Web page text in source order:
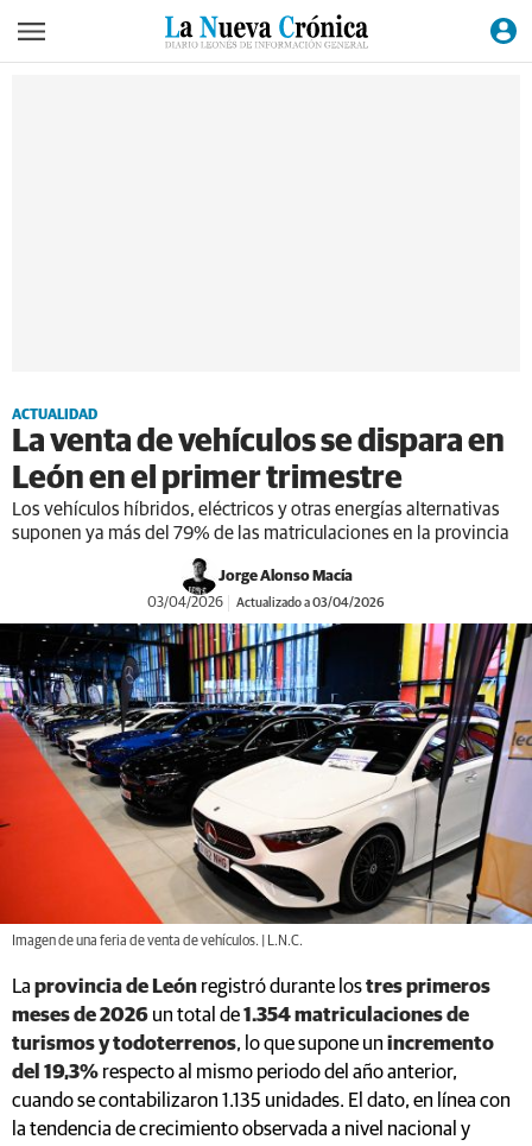
ACTUALIDAD
La venta de vehículos se dispara en
León en el primer trimestre
Los vehículos híbridos, eléctricos y otras energías alternativas
suponen ya más del 79% de las matriculaciones en la provincia
Jorge Alonso Macía
03/04/2026 Actualizado a 03/04/2026
Imagen de una feria de venta de vehículos. | L.N.C.
La provincia de León registró durante lostres primeros
meses de 2026 un total de1.354 matriculaciones de
turismos y todoterrenos, lo que supone un incremento
del 19,3% respecto al mismo periodo del año anterior,
cuando se contabilizaron 1.135 unidades. El dato, en línea con
la tendencia de crecimiento observada a nivel nacional y